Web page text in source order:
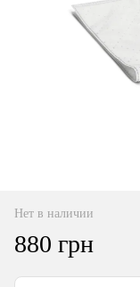
Нет в наличии
880 грн